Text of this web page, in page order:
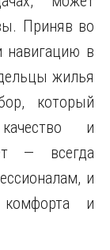
Приняв во
навигацию в
жилья
который
и
— всегда
и
и